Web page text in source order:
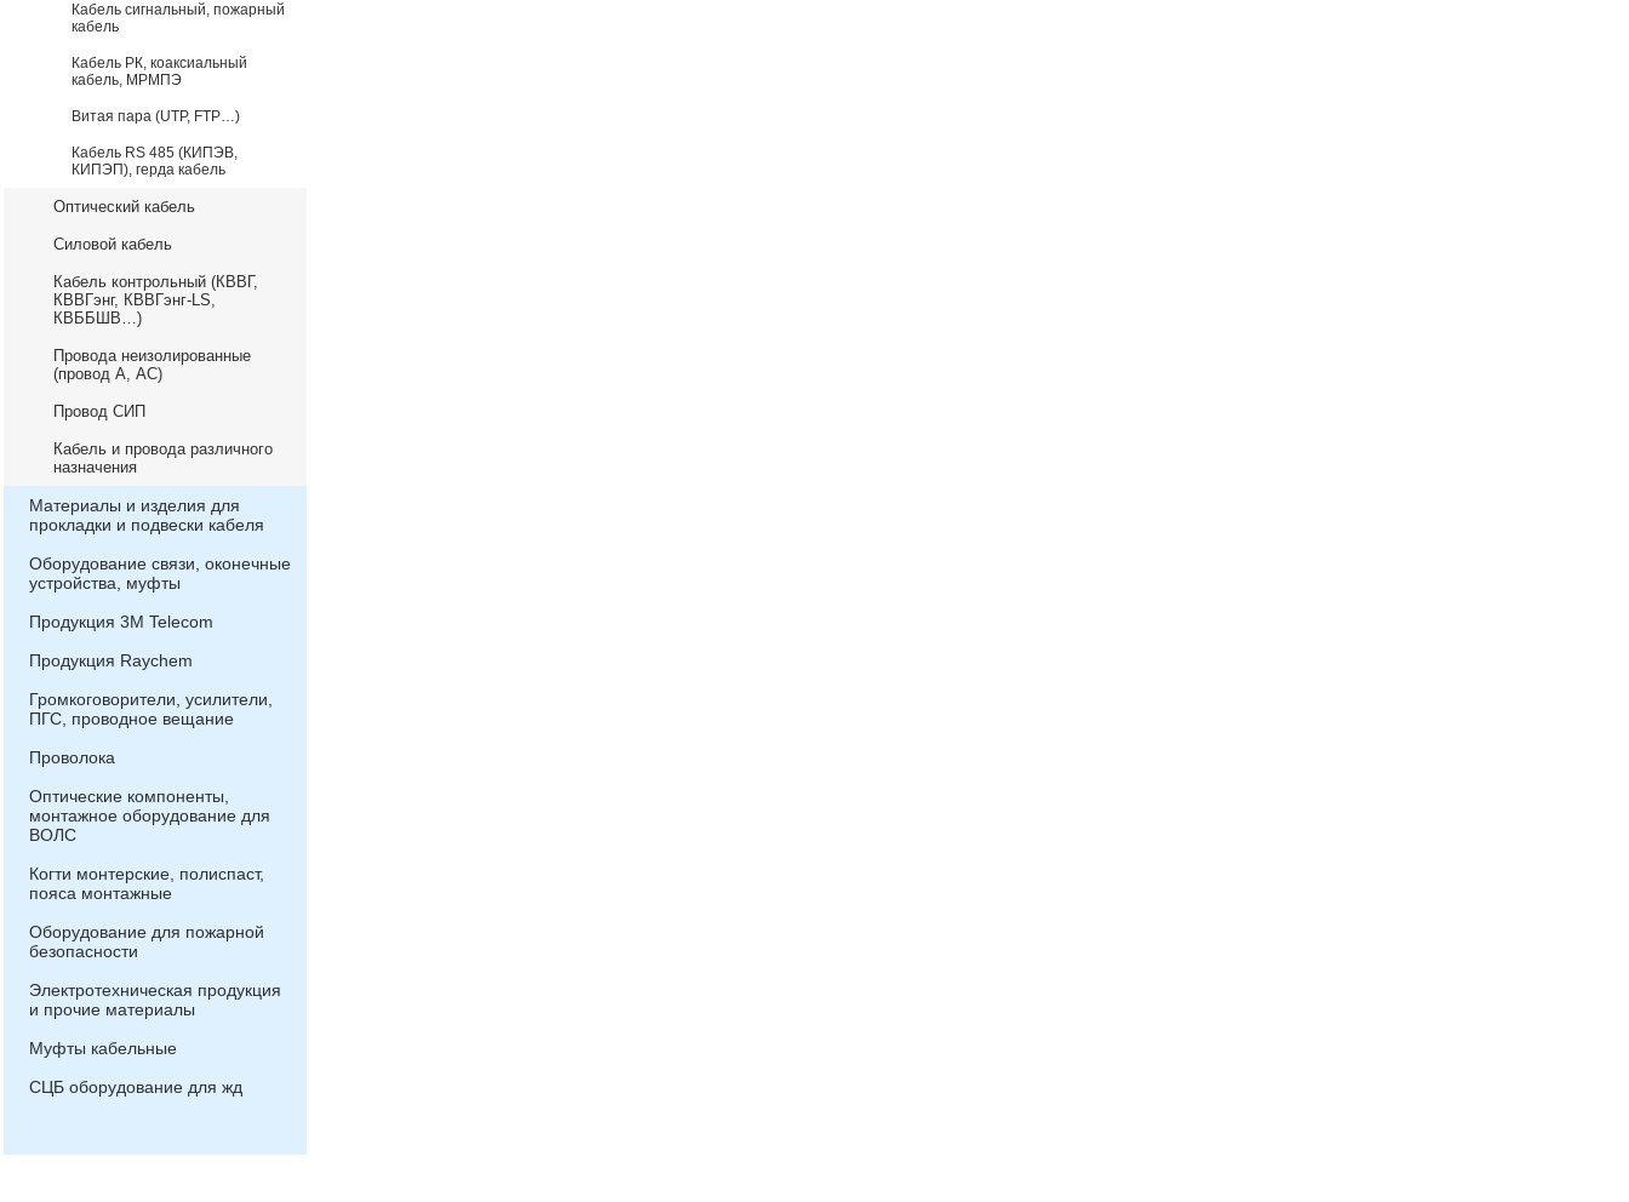
Кабель сигнальный, пожарный
кабель
Кабель РК, коаксиальный
кабель, МРМПЭ
Витая пара (UTP, FTP…)
Кабель RS 485 (КИПЭВ,
КИПЭП), герда кабель
Оптический кабель
Силовой кабель
Кабель контрольный (КВВГ,
КВВГэнг, КВВГэнг-LS,
КВББШВ…)
Провода неизолированные
(провод А, АС)
Провод СИП
Кабель и провода различного
назначения
Материалы и изделия для
прокладки и подвески кабеля
Оборудование связи, оконечные
устройства, муфты
Продукция 3М Telecom
Продукция Raychem
Громкоговорители, усилители,
ПГС, проводное вещание
Проволока
Оптические компоненты,
монтажное оборудование для
ВОЛС
Когти монтерские, полиспаст,
пояса монтажные
Оборудование для пожарной
безопасности
Электротехническая продукция
и прочие материалы
Муфты кабельные
СЦБ оборудование для жд